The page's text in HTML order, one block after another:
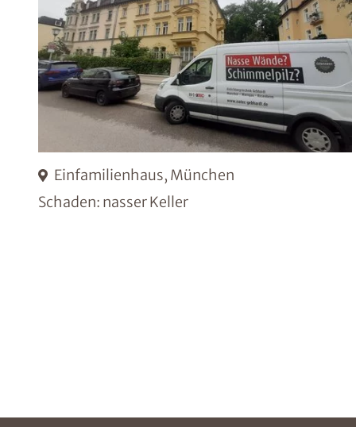
Einfamilienhaus, München
Schaden: nasser Keller